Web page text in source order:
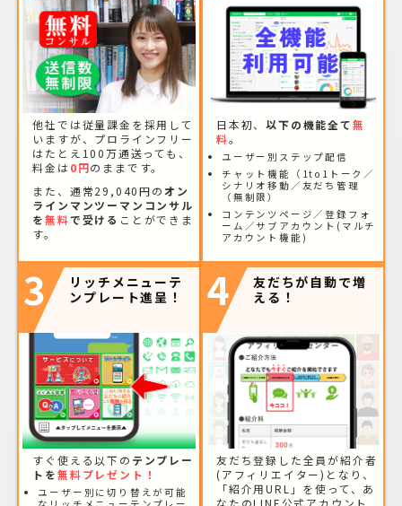
他社では従量課金を採用して
いますが、プロラインフリー
はたとえ100万通送っても、
料金は 0円のままです。
また、通常29,040円のオン
ラインマンツーマンコンサル
を無料で受ける ことができま
す。
日本初、以下の機能全て無
料。
ユーザー別ステップ配信
チャット機能（1to1トーク／
シナリオ移動／友だち管理
（無制限）
コンテンツページ／登録フォ
ーム／サブアカウント(マルチ
アカウント機能)
3
リッチメニューテ
ンプレート進呈！
すぐ使える以下の テンプレー
トを無料プレゼント！
ユーザー別に切り替えが可能
4
友だちが自動で増
える！
友だち登録した全員が紹介者
(アフィリエイター)となり、
「紹介用URL」を使って、あ
なたのLINE公式アカウント